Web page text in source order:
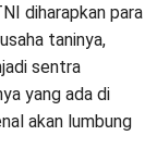
diharapkan para
taninya,
sentra
yang ada di
akan lumbung